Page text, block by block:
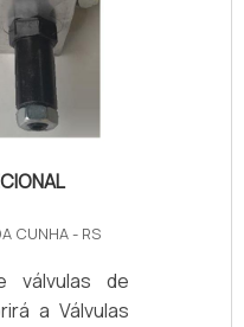
CUNHA - RS
válvulas de
a Válvulas